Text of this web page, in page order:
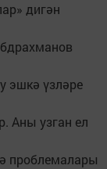
дигән
эшкә үзләре
Аны узган ел
проблемалары